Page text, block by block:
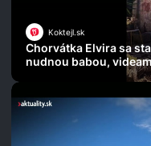
Koktejl.sk
Chorvátka Elvira sa
nudnou babou,